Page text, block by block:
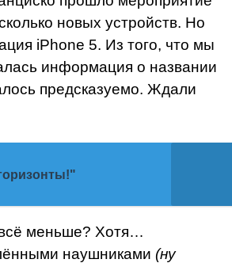
новых устройств. Но
iPhone 5. Из того, что мы
информация о названии
предсказуемо. Ждали
меньше? Хотя…
наушниками (ну